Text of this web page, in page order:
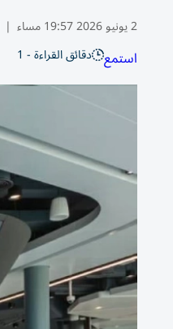
2 يونيو 2026 19:57 مساء |
استمع دقائق القراءة - 1